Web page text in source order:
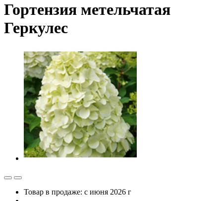
Гортензия метельчатая
Геркулес
Товар в продаже: с июня 2026 г